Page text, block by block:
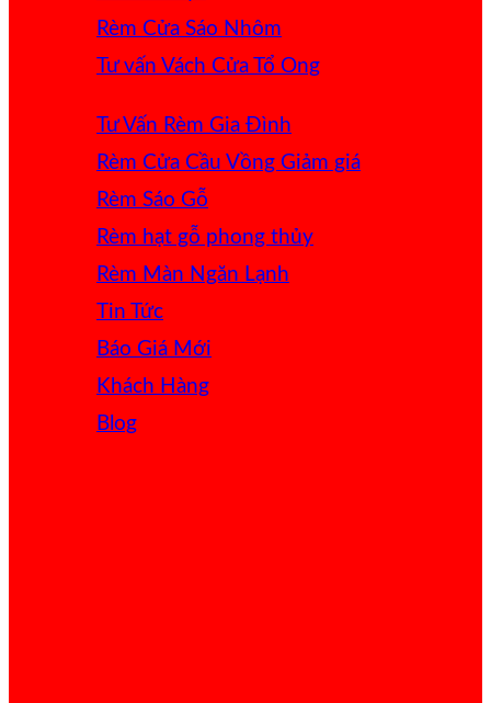
Rèm Cửa Sáo Nhôm
Tư vấn Vách Cửa Tổ Ong
Tư Vấn Rèm Gia Đình
Rèm Cửa Cầu Vồng
Rèm Sáo Gỗ
Rèm hạt gỗ phong thủy
Rèm Màn Ngăn Lạnh
Tin Tức
Báo Giá
Khách Hàng
Blog